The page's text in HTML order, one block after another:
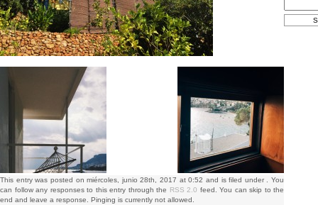
This entry was posted on miércoles, junio 28th, 2017 at 0:52 and is filed under . You
can follow any responses to this entry through the RSS 2.0 feed. You can skip to the
end and leave a response. Pinging is currently not allowed.